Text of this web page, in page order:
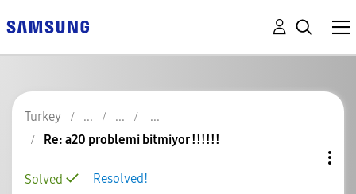
Turkey
Re: a20 problemi bitmiyor !!!!!!
Resolved!
Solved